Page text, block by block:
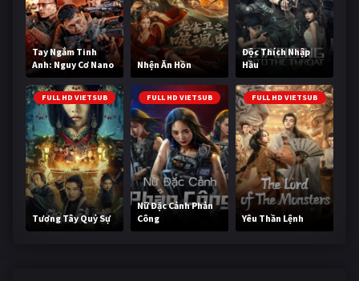
Tay Ngắm Tinh
Anh: Nguy Cơ Nano
Nhện Ăn Hồn
Độc Thích Nhập
Hầu
FULL HD VIETSUB
Tương Tây Quỷ Sự
FULL HD VIETSUB
Nữ Đặc Cảnh Phản
Công
FULL HD VIETSUB
Yêu Thần Lệnh